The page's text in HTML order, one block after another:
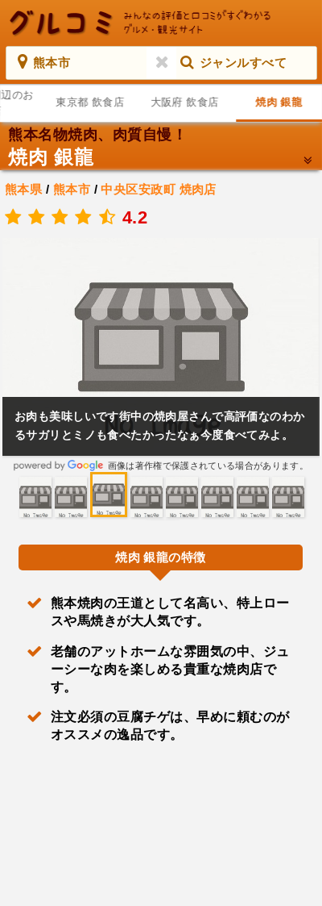
熊本市 ジャンルすべて
のお
東京都 飲食店 大阪府 飲食店 焼肉 銀龍
熊本名物焼肉、肉質自慢！
焼肉 銀龍
熊本県 / 熊本市 /中央区安政町 焼肉店
4.2
お肉も美味しいです街中の焼肉屋さんで高評価なのわか
るサガリとミノも食べたかったなぁ今度食べてみよ。
画像は著作権で保護されている場合があります。
焼肉 銀龍の特徴
熊本焼肉の王道として名高い、特上ロー
スや馬焼きが大人気です。
老舗のアットホームな雰囲気の中、ジュ
ーシーな肉を楽しめる貴重な焼肉店で
す。
注文必須の豆腐チゲは、早めに頼むのが
オススメの逸品です。